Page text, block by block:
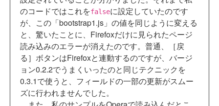
のコードではこれをfalseに設定していたのです
が、この「bootstrap1.js」の値を同じように変える
と、驚いたことに、Firefoxだけに見られたページ
読み込みのエラーが消えたのです。普通、［戻
る］ボタンはFirefoxと連動するのですが、バージ
ョン0.2.2でうまくいったのと同じテクニックを
0.3.1で使うと、フィールドの一部の更新がスムー
ズに行われませんでした。